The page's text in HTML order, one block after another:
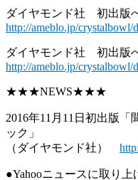
ダイヤモンド社 初出版
http://ameblo.jp/crystalbowl/
ダイヤモンド社 初出版
http://ameblo.jp/crystalbowl/
★★★NEWS★★★
2016年11月11日初出版
ック」
（ダイヤモンド社）
●Yahooニュースに取り上